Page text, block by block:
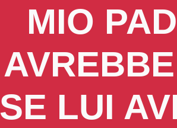
MIO
SE LUI